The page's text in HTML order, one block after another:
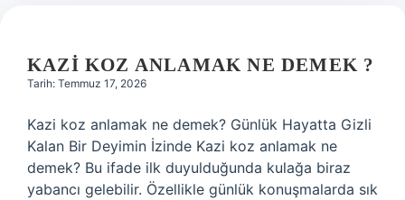
KAZI KOZ ANLAMAK NE DEMEK ?
Tarih: Temmuz 17, 2026
Kazi koz anlamak ne demek? Günlük Hayatta Gizli
Kalan Bir Deyimin İzinde Kazi koz anlamak ne
demek? Bu ifade ilk duyulduğunda kulağa biraz
yabancı gelebilir. Özellikle günlük konuşmalarda sık